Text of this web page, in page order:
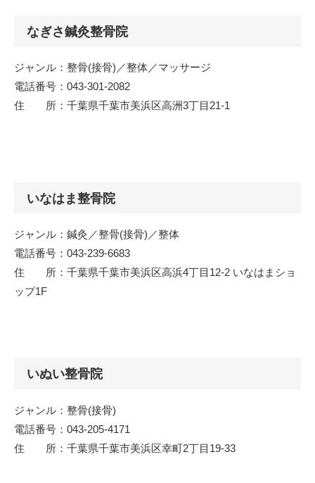
なぎさ鍼灸整骨院
ジャンル：整骨(接骨)／整体／マッサージ
電話番号：043-301-2082
住 所：千葉県千葉市美浜区高洲3丁目21-1
いなはま整骨院
ジャンル：鍼灸／整骨(接骨)／整体
電話番号：043-239-6683
住 所：千葉県千葉市美浜区高浜4丁目12-2 いなはまショ
ップ1F
いぬい整骨院
ジャンル：整骨(接骨)
電話番号：043-205-4171
住 所：千葉県千葉市美浜区幸町2丁目19-33